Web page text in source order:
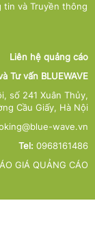
tin và Truyền thông
Liên hệ quảng cáo
Tư vấn BLUEWAVE
số 241 Xuân Thủy,
Cầu Giấy, Hà Nội
wave.vn
Tel: 0968161486
GIÁ QUẢNG CÁO